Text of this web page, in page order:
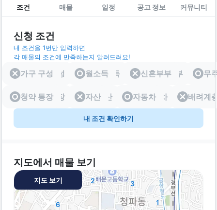
조건 매물 일정 공고 정보 커뮤니티
신청 조건
내 조건을 1번만 입력하면
각 매물의 조건에 만족하는지 알려드려요!
가구 구성 월소득 신혼부부
가구 구성 월소득 신혼부부 무
청약 통장 자산 자동차 배려
청약 통장 자산 자동차 배려계
내 조건 확인하기
지도에서 매물 보기
6
2 3
1
지도 보기